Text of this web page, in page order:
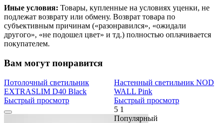
Иные условия: Товары, купленные на условиях уценки, не
подлежат возврату или обмену. Возврат товара по
субъективным причинам («разонравился», «ожидали
другого», «не подошел цвет» и тд.) полностью оплачивается
покупателем.
Вам могут понравится
Потолочный светильник
EXTRASLIM D40 Black
Быстрый просмотр
Настенный светильник NOD
WALL Pink
Быстрый просмотр
5 1
Популярный